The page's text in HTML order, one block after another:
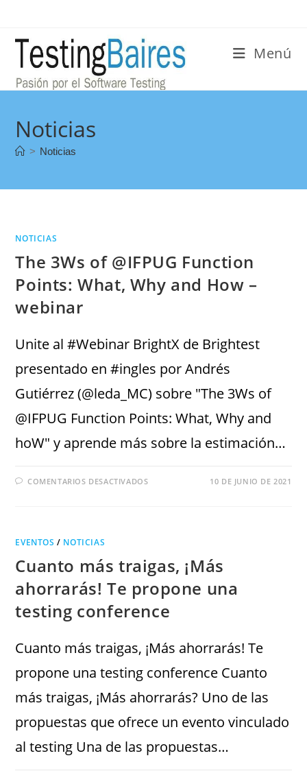
Menú
Noticias
> Noticias
NOTICIAS
The 3Ws of @IFPUG Function
Points: What, Why and How –
webinar
Unite al #Webinar BrightX de Brightest
presentado en #ingles por Andrés
Gutiérrez (@leda_MC) sobre "The 3Ws of
@IFPUG Function Points: What, Why and
hoW" y aprende más sobre la estimación…
COMENTARIOS DESACTIVADOS 10 DE JUNIO DE 2021
EVENTOS / NOTICIAS
Cuanto más traigas, ¡Más
ahorrarás! Te propone una
testing conference
Cuanto más traigas, ¡Más ahorrarás! Te
propone una testing conference Cuanto
más traigas, ¡Más ahorrarás? Uno de las
propuestas que ofrece un evento vinculado
al testing Una de las propuestas…